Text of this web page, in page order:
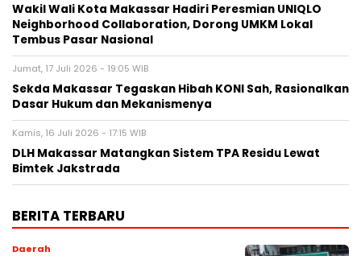
Wakil Wali Kota Makassar Hadiri Peresmian UNIQLO
Neighborhood Collaboration, Dorong UMKM Lokal
Tembus Pasar Nasional
Jumat, 17 Juli 2026 - 19:05 WIB
Sekda Makassar Tegaskan Hibah KONI Sah, Rasionalkan
Dasar Hukum dan Mekanismenya
Kamis, 16 Juli 2026 - 17:15 WIB
DLH Makassar Matangkan Sistem TPA Residu Lewat
Bimtek Jakstrada
BERITA TERBARU
Daerah